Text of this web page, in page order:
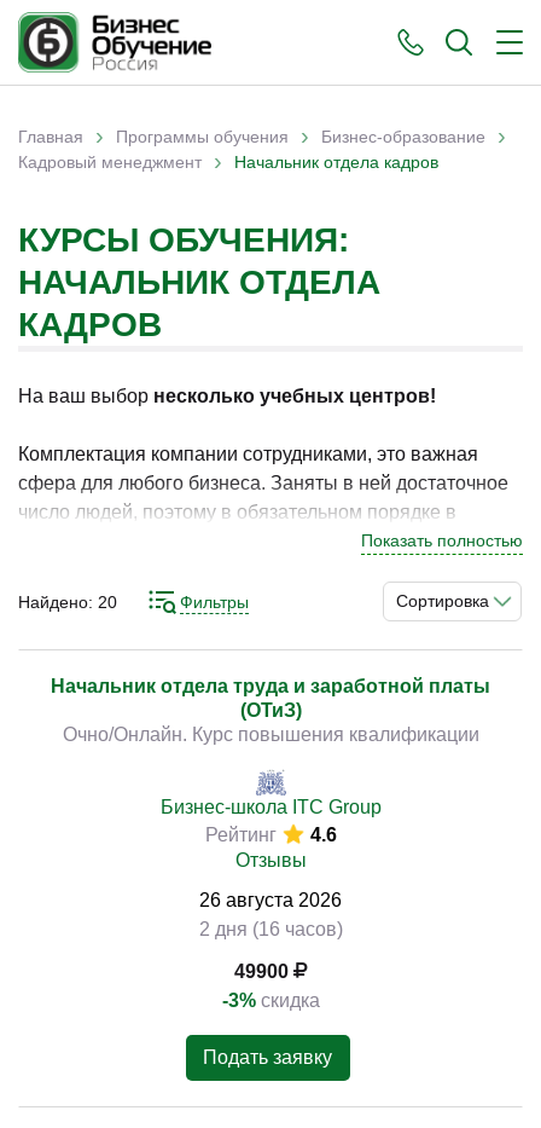
Вы здесь
Главная › Программы обучения › Бизнес-образование ›
Кадровый менеджмент › Начальник отдела кадров
КУРСЫ ОБУЧЕНИЯ:
НАЧАЛЬНИК ОТДЕЛА
КАДРОВ
На ваш выбор несколько учебных центров!
Комплектация компании сотрудниками, это важная
сфера для любого бизнеса. Заняты в ней достаточное
число людей, поэтому в обязательном порядке в
наличии есть и должность руководителя данного
политику предприятия и следит за многими факторами,
связанные с персоналом в организации. Подобная
работа требует от специалиста определённого опыта, а
также навыков и знаний. Чтобы обзавестись
последним, сейчас можно просто пройти курсы.
Программы соответствующей направленности могут
предложить широкий перечень материалов для
Показать полностью
Сортировка
Найдено: 20 Фильтры
Начальник отдела труда и заработной платы
(ОТиЗ)
Очно/Онлайн. Курс повышения квалификации
Бизнес-школа ITC Group
Рейтинг
4.6
Отзывы
26 августа 2026
2 дня (16 часов)
49900
-3% скидка
Подать заявку